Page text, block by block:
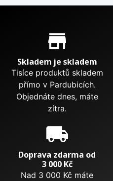
Proč nakupovat u nás?
store_mall_directory
Skladem je skladem
Tisíce produktů skladem
přímo v Pardubicích.
Objednáte dnes, máte
zítra.
local_shipping
Doprava zdarma od
3 000 Kč
Nad 3 000 Kč máte